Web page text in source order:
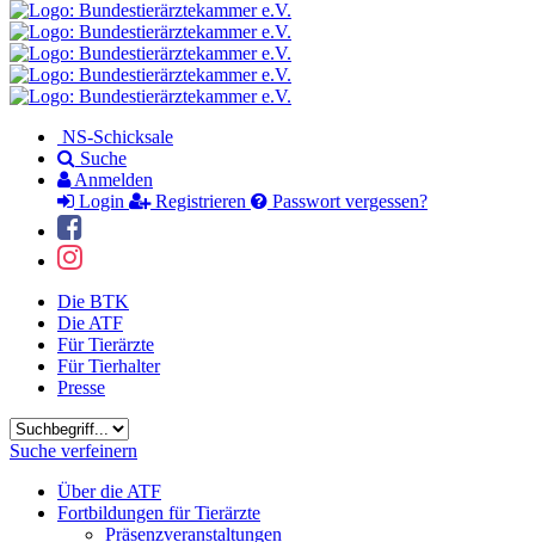
NS-Schicksale
Suche
Anmelden
Login
Registrieren Passwort vergessen?
Die BTK
Die ATF
Für Tierärzte
Für Tierhalter
Presse
Suchbegriff
Suche verfeinern
Über die ATF
Fortbildungen für Tierärzte
Präsenzveranstaltungen